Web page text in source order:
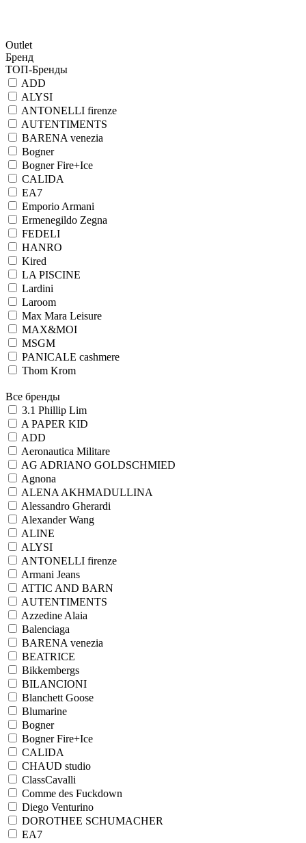
Outlet
Бренд
ТОП-Бренды
ADD
ALYSI
ANTONELLI firenze
AUTENTIMENTS
BARENA venezia
Bogner
Bogner Fire+Ice
CALIDA
EA7
Emporio Armani
Ermenegildo Zegna
FEDELI
HANRO
Kired
LA PISCINE
Lardini
Laroom
Max Mara Leisure
MAX&MOI
MSGM
PANICALE cashmere
Thom Krom
Все бренды
3.1 Phillip Lim
A PAPER KID
ADD
Aeronautica Militare
AG ADRIANO GOLDSCHMIED
Agnona
ALENA AKHMADULLINA
Alessandro Gherardi
Alexander Wang
ALINE
ALYSI
ANTONELLI firenze
Armani Jeans
ATTIC AND BARN
AUTENTIMENTS
Azzedine Alaia
Balenciaga
BARENA venezia
BEATRICE
Bikkembergs
BILANCIONI
Blanchett Goose
Blumarine
Bogner
Bogner Fire+Ice
CALIDA
CHAUD studio
ClassCavalli
Comme des Fuckdown
Diego Venturino
DOROTHEE SCHUMACHER
EA7